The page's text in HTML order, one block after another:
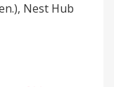
Nest Hub